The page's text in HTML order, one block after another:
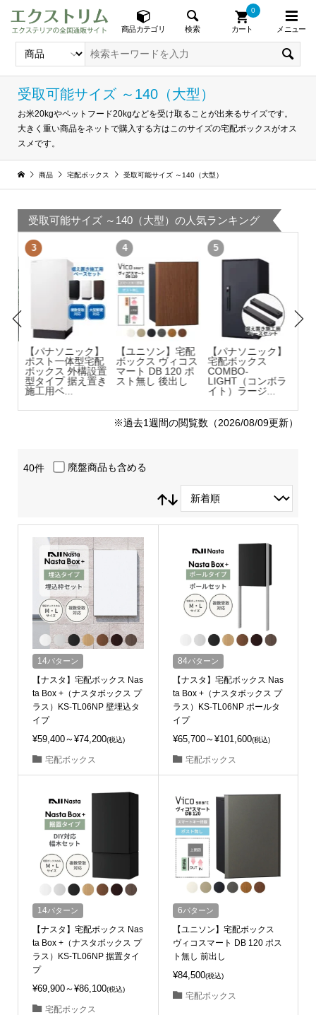
商品カテゴリ 検索 カート
0
メニュー
受取可能サイズ ～140（大型）
お米20kgやペットフード20kgなどを受け取ることが出来るサイズです。
大きく重い商品をネットで購入する方はこのサイズの宅配ボックスがオス
スメです。
商品 宅配ボックス 受取可能サイズ ～140（大型）
受取可能サイズ ～140（大型）の人気ランキング
【パナソニック】
ポスト一体型宅配
ボックス 外構設置
型タイプ 据え置き
施工用ベ...
【ユニソン】宅配
ボックス ヴィコス
マート DB 120 ポ
スト無し 後出し
【パナソニック】
宅配ボックス
COMBO-
LIGHT（コンボラ
イト）ラージ...
※過去1週間の閲覧数（2026/08/09更新）
40件 廃盤商品も含める
14パターン
【ナスタ】宅配ボックス Nas
ta Box +（ナスタボックス プ
ラス）KS-TL06NP 壁埋込タ
イプ
¥59,400～¥74,200(税込)
宅配ボックス
84パターン
【ナスタ】宅配ボックス Nas
ta Box +（ナスタボックス プ
ラス）KS-TL06NP ポールタ
イプ
¥65,700～¥101,600(税込)
宅配ボックス
14パターン
【ナスタ】宅配ボックス Nas
ta Box +（ナスタボックス プ
ラス）KS-TL06NP 据置タイ
プ
¥69,900～¥86,100(税込)
宅配ボックス
6パターン
【ユニソン】宅配ボックス
ヴィコスマート DB 120 ポス
ト無し 前出し
¥84,500(税込)
宅配ボックス